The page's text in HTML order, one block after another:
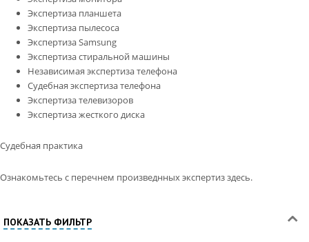
Экспертиза планшета
Экспертиза пылесоса
Экспертиза Samsung
Экспертиза стиральной машины
Независимая экспертиза телефона
Судебная экспертиза телефона
Экспертиза телевизоров
Экспертиза жесткого диска
Судебная практика
Ознакомьтесь с перечнем произведнных экспертиз здесь.
ПОКАЗАТЬ ФИЛЬТР